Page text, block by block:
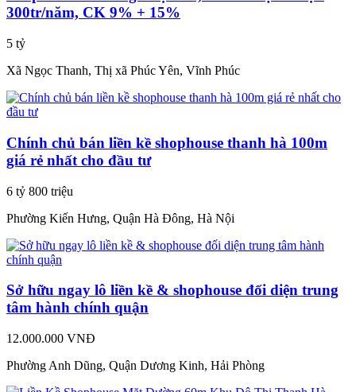
300tr/năm, CK 9% + 15%
5 tỷ
Xã Ngọc Thanh, Thị xã Phúc Yên, Vĩnh Phúc
Chính chủ bán liền kề shophouse thanh hà 100m
giá rẻ nhất cho đầu tư
6 tỷ 800 triệu
Phường Kiến Hưng, Quận Hà Đông, Hà Nội
Sở hữu ngay lô liền kề & shophouse đối diện trung
tâm hành chính quận
12.000.000 VNĐ
Phường Anh Dũng, Quận Dương Kinh, Hải Phòng